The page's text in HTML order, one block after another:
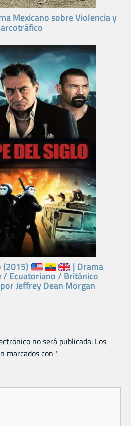
Mexicano sobre Violencia y
(2015) | Drama
/ Ecuatoriano / Británico
Jeffrey Dean Morgan
no será publicada. Los
marcados con *